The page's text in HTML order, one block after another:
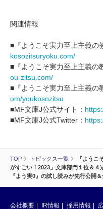
TOP トピックス一覧
『ようこ
がすごい！2023」文庫部門１位＆
『よう実0』の試し読みが先行公開
関連情報
■『ようこそ実力至上主義の
kosozitsuryoku.com/
■『ようこそ実力至上主義の
ou-zitsu.com/
■『ようこそ実力至上主義の
om/youkosozitsu
■MF文庫J公式サイト：
■MF文庫J公式Twitter：
会社概要 IR情報 採用情報